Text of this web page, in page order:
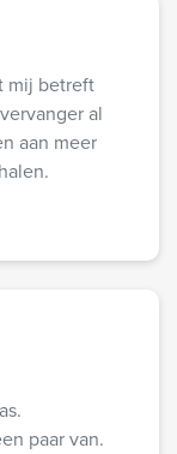
mij betreft
al
aan meer
paar van.